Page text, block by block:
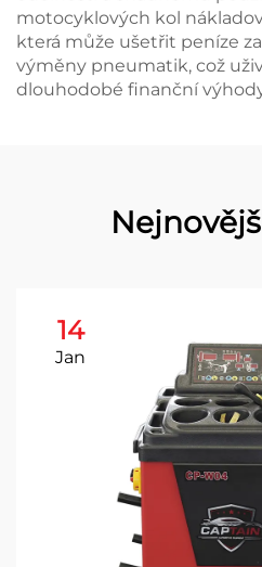
motocyklových kol
která může ušetřit peníze
výměny pneumatik, což
dlouhodobé finanční
14
Jan